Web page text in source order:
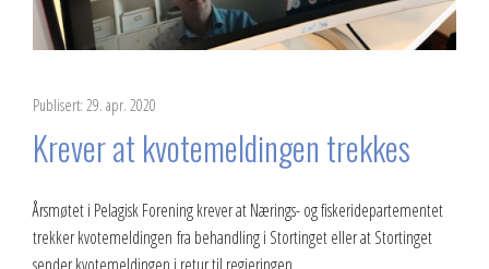
Publisert: 29. apr. 2020
Krever at kvotemeldingen trekkes
Årsmøtet i Pelagisk Forening krever at Nærings- og fiskeridepartementet
trekker kvotemeldingen fra behandling i Stortinget eller at Stortinget